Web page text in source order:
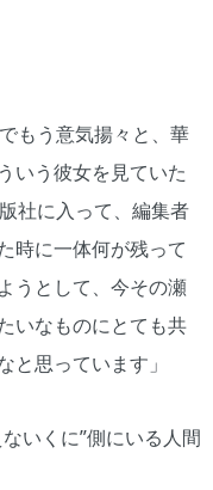
もう意気揚々と、華
いう彼女を見ていた
社に入って、編集者
時に一体何が残って
うとして、今その瀬
いなものにとても共
と思っています」
いくに”側にいる人間